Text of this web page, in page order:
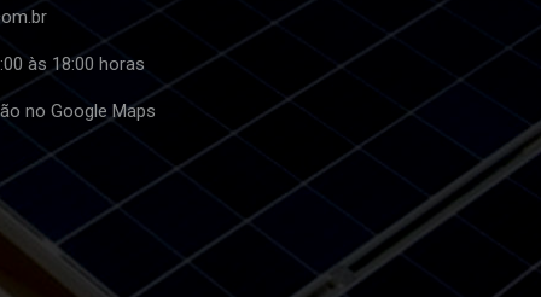
às 18:00 horas
no Google Maps